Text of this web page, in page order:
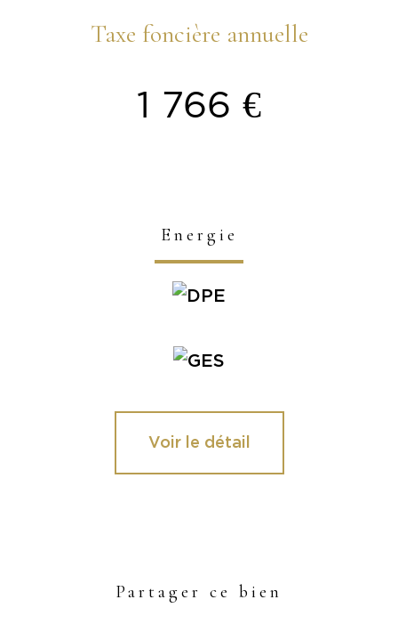
Taxe foncière annuelle
1 766 €
Energie
Voir le détail
Partager ce bien